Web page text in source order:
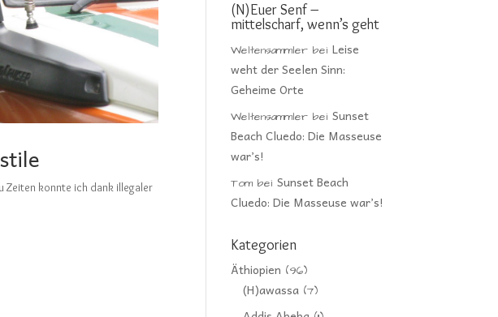
konnte ich dank illegaler
(N)Euer Senf –
mittelscharf, wenn’s geht
Weltensammler beiLeise
weht der Seelen Sinn:
Geheime Orte
Weltensammler beiSunset
Beach Cluedo: Die Masseuse
war’s!
Tom beiSunset Beach
Cluedo: Die Masseuse war’s!
Kategorien
Äthiopien (96)
(H)awassa (7)